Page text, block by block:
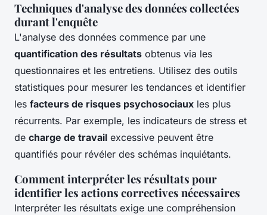
Techniques d'analyse des données collectées
durant l'enquête
L'analyse des données commence par une
quantification des résultats obtenus via les
questionnaires et les entretiens. Utilisez des outils
statistiques pour mesurer les tendances et identifier
les facteurs de risques psychosociaux les plus
récurrents. Par exemple, les indicateurs de stress et
de charge de travail excessive peuvent être
quantifiés pour révéler des schémas inquiétants.
Comment interpréter les résultats pour
identifier les actions correctives nécessaires
Interpréter les résultats exige une compréhension